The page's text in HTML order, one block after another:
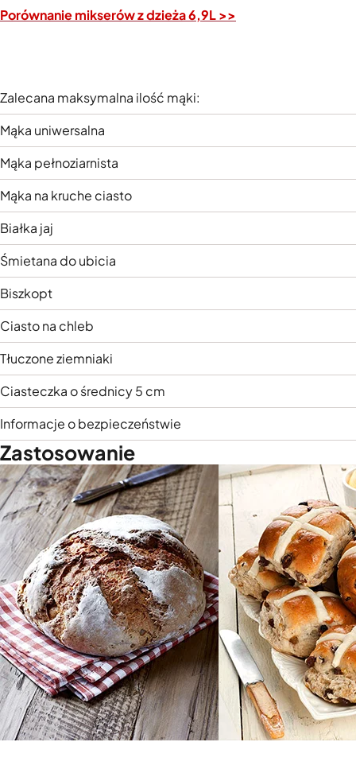
Porównanie mikserów z dzieża 6,9L >>
Zalecana maksymalna ilość mąki:
Mąka uniwersalna
Mąka pełnoziarnista
Mąka na kruche ciasto
Białka jaj
Śmietana do ubicia
Biszkopt
Ciasto na chleb
Tłuczone ziemniaki
Ciasteczka o średnicy 5 cm
Informacje o bezpieczeństwie
Zastosowanie